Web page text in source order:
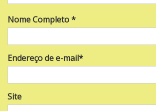
Nome Completo *
Endereço de e-mail*
Site